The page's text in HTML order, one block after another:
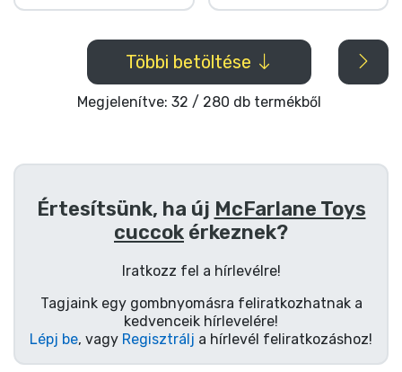
Többi betöltése
Megjelenítve: 32 / 280 db termékből
Értesítsünk, ha új McFarlane Toys
cuccok érkeznek?
Iratkozz fel a hírlevélre!
Tagjaink egy gombnyomásra feliratkozhatnak a
kedvenceik hírlevelére!
Lépj be, vagy Regisztrálj a hírlevél feliratkozáshoz!